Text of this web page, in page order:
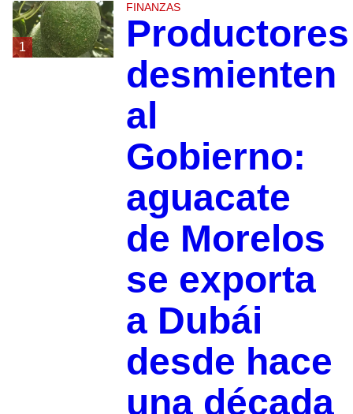
1
FINANZAS
Productores
desmienten
al
Gobierno:
aguacate
de Morelos
se exporta
a Dubái
desde hace
una década